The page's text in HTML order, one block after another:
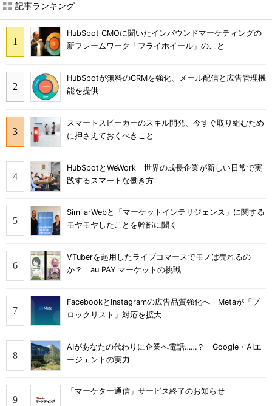
記事ランキング
HubSpot CMOに聞いたインバウンドマーケティングの
新フレームワーク「フライホイール」のこと
HubSpotが無料のCRMを強化、メール配信と広告管理機
能を提供
スマートスピーカーのスキル開発、今すぐ取り組むため
に押さえておくべきこと
HubSpotとWeWork 世界の成長企業が新しい日常で実
践するスマートな働き方
SimilarWebと「マーケットインテリジェンス」に関する
モヤモヤしたことを幹部に聞く
VTuberを起用したライブコマースでモノは売れるの
か？ au PAY マーケットの挑戦
FacebookとInstagramの広告品質強化へ Metaが「ブ
ロックリスト」対応を拡大
AIがあなたの代わりに企業へ電話……？ Google・AIエ
ージェントの実力
「マーケター通信」サービス終了のお知らせ